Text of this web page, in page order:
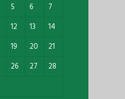
5 6
7
12 13
14
19 20
21
26 27
28